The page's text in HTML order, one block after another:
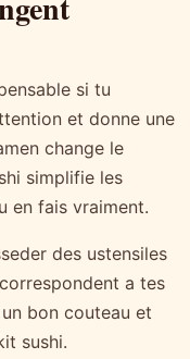
si tu
et donne une
change le
simplifie les
en fais vraiment.
des ustensiles
a tes
bon couteau et
sushi.